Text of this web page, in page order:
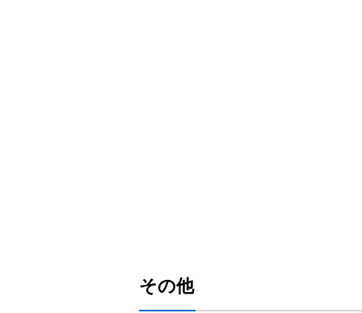
その他